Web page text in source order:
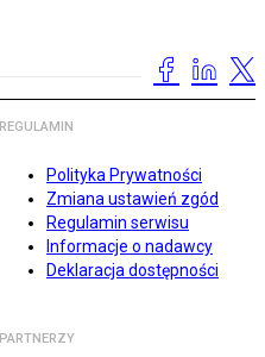
REGULAMIN
Polityka Prywatności
Zmiana ustawień zgód
Regulamin serwisu
Informacje o nadawcy
Deklaracja dostępności
PARTNERZY